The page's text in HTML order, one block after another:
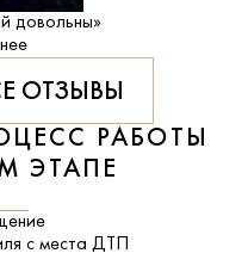
довольны»
ОТЗЫВЫ
РАБОТЫ
ЭТАПЕ
с места ДТП